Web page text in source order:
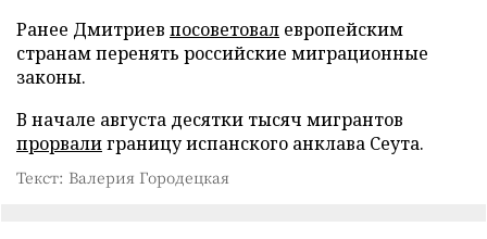
Ранее Дмитриев посоветовал европейским
странам перенять российские миграционные
законы.
В начале августа десятки тысяч мигрантов
прорвалиграницу испанского анклава Сеута.
Текст: Валерия Городецкая